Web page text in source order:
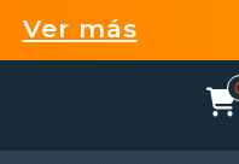
Ver más